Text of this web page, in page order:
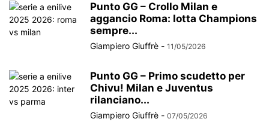
Punto GG – Crollo Milan e
aggancio Roma: lotta Champions
sempre...
Giampiero Giuffrè - 11/05/2026
Punto GG – Primo scudetto per
Chivu! Milan e Juventus
rilanciano...
Giampiero Giuffrè - 07/05/2026